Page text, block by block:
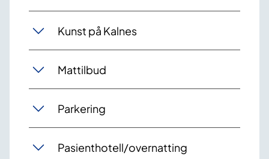
Kunst på Kalnes
Mattilbud
Parkering
Pasienthotell/overnatting